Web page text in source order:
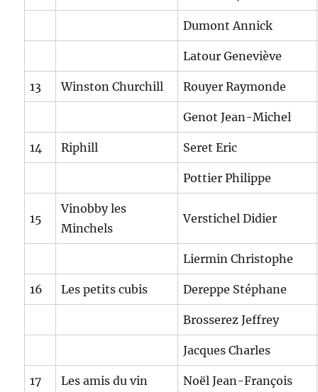
Dumont Annick
Latour Geneviève
13 Winston Churchill Rouyer Raymonde
Genot Jean-Michel
14 Riphill Seret Eric
Pottier Philippe
15
Vinobby les
Minchels
Verstichel Didier
Liermin Christophe
16 Les petits cubis Dereppe Stéphane
Brosserez Jeffrey
Jacques Charles
17 Les amis du vin Noël Jean-François